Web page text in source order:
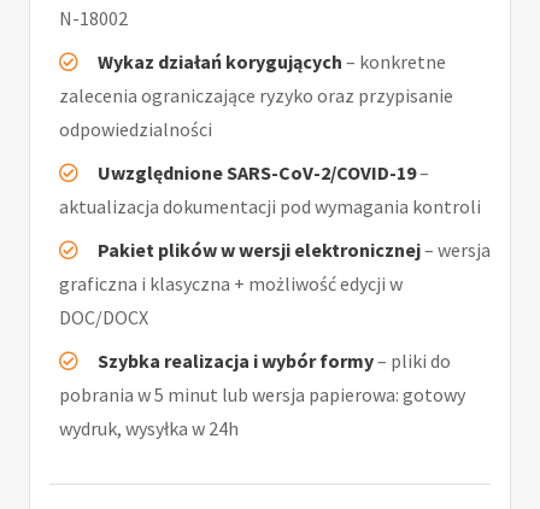
N-18002
Wykaz działań korygujących – konkretne
zalecenia ograniczające ryzyko oraz przypisanie
odpowiedzialności
Uwzględnione SARS-CoV-2/COVID-19–
aktualizacja dokumentacji pod wymagania kontroli
Pakiet plików w wersji elektronicznej– wersja
graficzna i klasyczna + możliwość edycji w
DOC/DOCX
Szybka realizacja i wybór formy– pliki do
pobrania w 5 minut lub wersja papierowa: gotowy
wydruk, wysyłka w 24h